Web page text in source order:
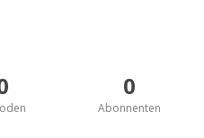
0
Abonnenten